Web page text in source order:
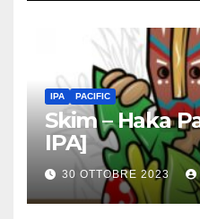
IPA PACIFIC
Skim – Haka
IPA]
30 OTTOBRE 2023